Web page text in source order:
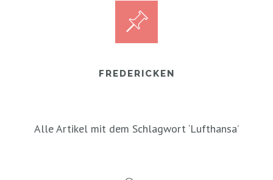
FREDERICKEN
Alle Artikel mit dem Schlagwort ‘Lufthansa’